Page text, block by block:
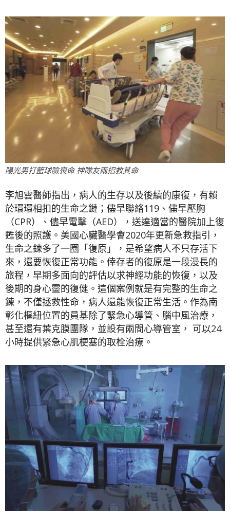
陽光男打籃球險喪命 神隊友兩招救其命
李旭雲醫師指出，病人的生存以及後續的康復，有賴
於環環相扣的生命之鏈；儘早聯絡119、儘早壓胸
（CPR）、儘早電擊（AED），送達適當的醫院加上復
甦後的照護。美國心臟醫學會2020年更新急救指引，
生命之鍊多了一圈「復原」，是希望病人不只存活下
來，還要恢復正常功能。倖存者的復原是一段漫長的
旅程，早期多面向的評估以求神經功能的恢復，以及
後期的身心靈的復健。這個案例就是有完整的生命之
鍊，不僅拯救性命，病人還能恢復正常生活。作為南
彰化樞紐位置的員基除了緊急心導管、腦中風治療，
甚至還有葉克膜團隊，並設有兩間心導管室， 可以24
小時提供緊急心肌梗塞的取栓治療。